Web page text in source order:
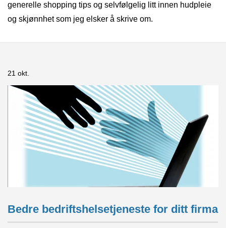
generelle shopping tips og selvfølgelig litt innen hudpleie
og skjønnhet som jeg elsker å skrive om.
21 okt.
Bedre bedriftshelsetjeneste for ditt firma